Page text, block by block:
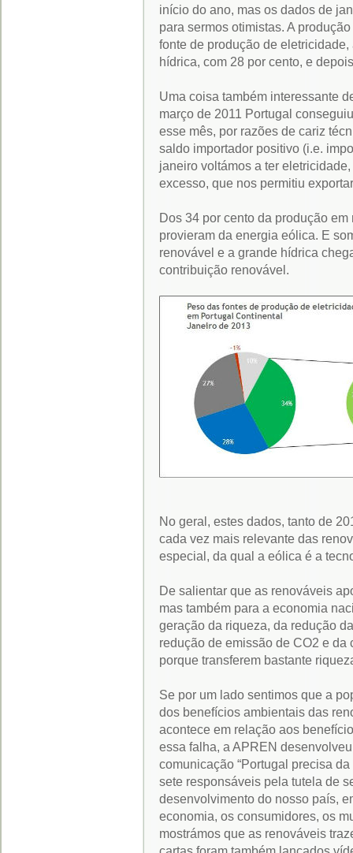
início do ano, mas os dados de
para sermos otimistas. A
fonte de produção de
hídrica, com 28 por cento, e
Uma coisa também interessante
março de 2011 Portugal
esse mês, por razões de cariz
saldo importador positivo (i.e.
janeiro voltámos a ter
excesso, que nos permitiu
Dos 34 por cento da produção
provieram da energia eólica. E
renovável e a grande hídrica
contribuição renovável.
No geral, estes dados, tanto de
cada vez mais relevante das
especial, da qual a eólica é a
De salientar que as renováveis
mas também para a economia
geração da riqueza, da redução
redução de emissão de CO2 e
porque transferem bastante
Se por um lado sentimos que a
dos benefícios ambientais das
acontece em relação aos
essa falha, a APREN
comunicação “Portugal precisa
sete responsáveis pela tutela de
desenvolvimento do nosso país,
economia, os consumidores, os
mostrámos que as renováveis